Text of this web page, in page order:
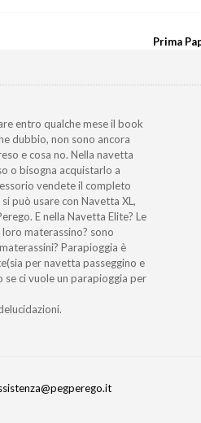
Prima
entro qualche mese il book
dubbio, non sono ancora
e cosa no. Nella navetta
o bisogna acquistarlo a
vendete il completo
può usare con Navetta XL,
E nella Navetta Elite? Le
materassino? sono
Parapioggia è
per navetta passeggino e
se ci vuole un parapioggia per